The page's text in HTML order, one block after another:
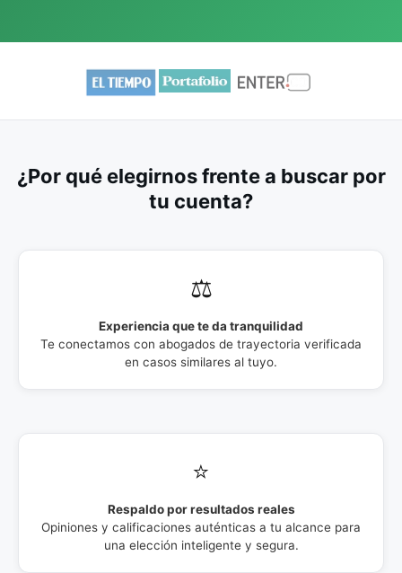
¿Por qué elegirnos frente a buscar por
tu cuenta?
⚖️
Experiencia que te da tranquilidad
Te conectamos con abogados de trayectoria verificada
en casos similares al tuyo.
⭐
Respaldo por resultados reales
Opiniones y calificaciones auténticas a tu alcance para
una elección inteligente y segura.